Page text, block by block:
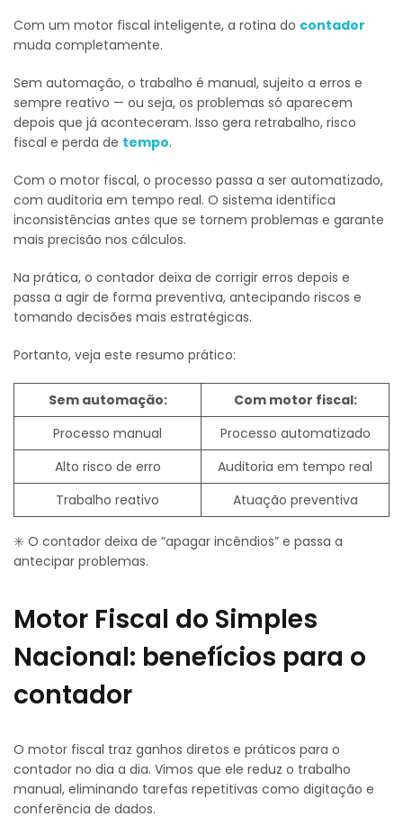
Com um motor fiscal inteligente, a rotina do contador
muda completamente.
Sem automação, o trabalho é manual, sujeito a erros e
sempre reativo — ou seja, os problemas só aparecem
depois que já aconteceram. Isso gera retrabalho, risco
fiscal e perda de tempo.
Com o motor fiscal, o processo passa a ser automatizado,
com auditoria em tempo real. O sistema identifica
inconsistências antes que se tornem problemas e garante
mais precisão nos cálculos.
Na prática, o contador deixa de corrigir erros depois e
passa a agir de forma preventiva, antecipando riscos e
tomando decisões mais estratégicas.
Portanto, veja este resumo prático:
Sem automação:
Com motor fiscal:
Processo manual
Processo automatizado
Alto risco de erro
Auditoria em tempo real
Trabalho reativo
Atuação preventiva
✳️ O contador deixa de “apagar incêndios” e passa a
antecipar problemas.
Motor Fiscal do Simples
Nacional: benefícios para o
contador
O motor fiscal traz ganhos diretos e práticos para o
contador no dia a dia. Vimos que ele reduz o trabalho
manual, eliminando tarefas repetitivas como digitação e
conferência de dados.